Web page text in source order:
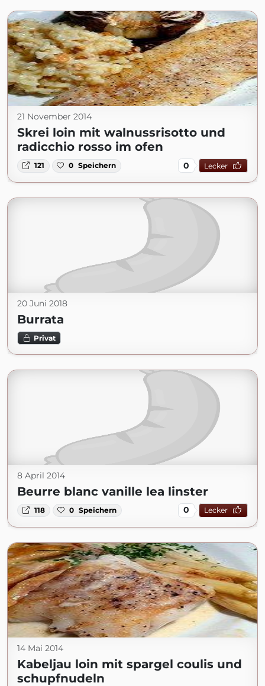
21 November 2014
Skrei loin mit walnussrisotto und
radicchio rosso im ofen
121 0 Speichern 0 Lecker
20 Juni 2018
Burrata
Privat
8 April 2014
Beurre blanc vanille lea linster
118 0 Speichern 0 Lecker
14 Mai 2014
Kabeljau loin mit spargel coulis und
schupfnudeln